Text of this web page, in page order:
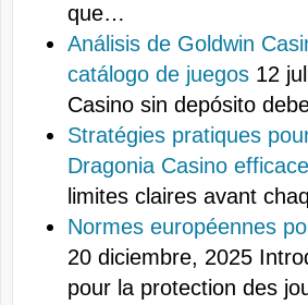
que…
Análisis de Goldwin
catálogo de juegos 12
Casino sin depósito
Stratégies pratiques
Dragonia Casino
limites claires avant
Normes européennes
20 diciembre, 2025
pour la protection des